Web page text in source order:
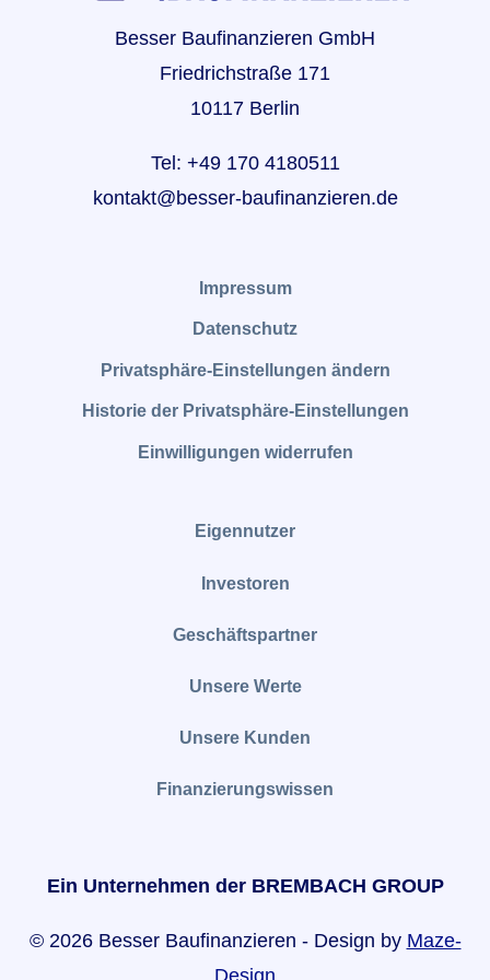
Besser Baufinanzieren GmbH
Friedrichstraße 171
10117 Berlin
Tel: +49 170 4180511
kontakt@besser-baufinanzieren.de
Impressum
Datenschutz
Privatsphäre-Einstellungen ändern
Historie der Privatsphäre-Einstellungen
Einwilligungen widerrufen
Eigennutzer
Investoren
Geschäftspartner
Unsere Werte
Unsere Kunden
Finanzierungswissen
Ein Unternehmen der BREMBACH GROUP
© 2026 Besser Baufinanzieren - Design by Maze-
Design